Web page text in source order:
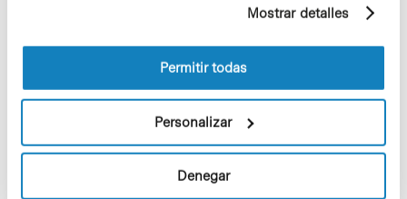
información sobre las cookies puede consultar
la Política de cookies del sitio web.
Mostrar detalles
Permitir todas
Personalizar
Denegar
Biología y Farmacia (12,7%
Janus, Ferrer y Bioingenium se
unen para desarrollar un nuevo
medicamento contra la
Esclerosis Lateral Amiotrófica
Notícias